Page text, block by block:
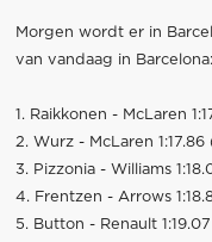
Morgen wordt er in
van vandaag in Barcelona:
1. Raikkonen - McLaren
2. Wurz - McLaren
3. Pizzonia - Williams
4. Frentzen - Arrows
5. Button - Renault